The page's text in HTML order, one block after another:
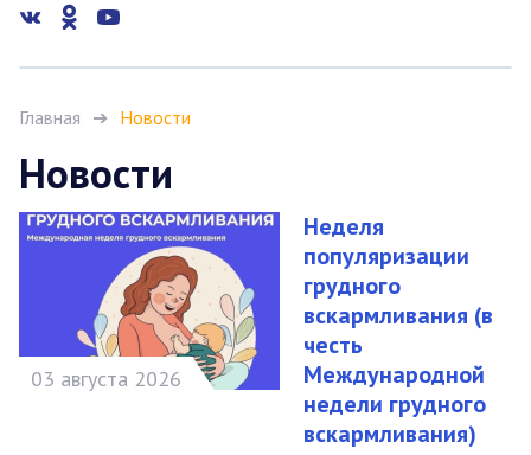
Главная Новости
Новости
03 августа 2026
Неделя
популяризации
грудного
вскармливания (в
честь
Международной
недели грудного
вскармливания)